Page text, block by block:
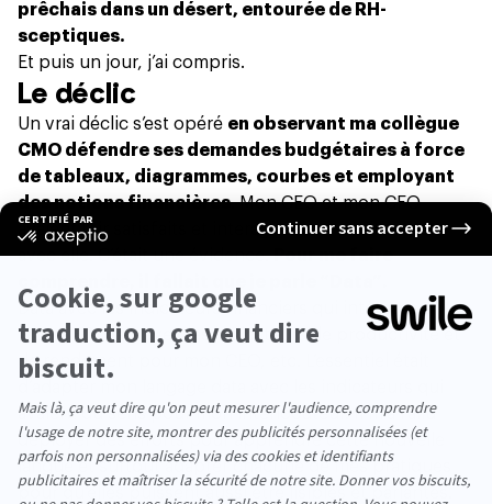
prêchais dans un désert, entourée de RH-
sceptiques.
Et puis un jour, j’ai compris.
Le déclic
Un vrai déclic s’est opéré en observant ma collègue
CMO défendre ses demandes budgétaires à force
de tableaux, diagrammes, courbes et employant
des notions financières. Mon CEO et mon CFO
avaient l’air satisfaits et interagissaient positivement
avec elle. C’était une évidence.Pour me faire
comprendre, il fallait que je parle “Data”.
Data avec les indicateurs financiers qui intéressaient
mon CFO, data avec les indicateurs de productivité et
de rendement pour mon CEO, etc. L’essentiel était
avaient du sens pour mon interlocuteur. Il m’a fallu
déployer des efforts pour apprendre cette nouvelle
langue et surtout adapter chacune de mes pratiques
pour qu’elles puissent aussi être lisibles et parlantes.